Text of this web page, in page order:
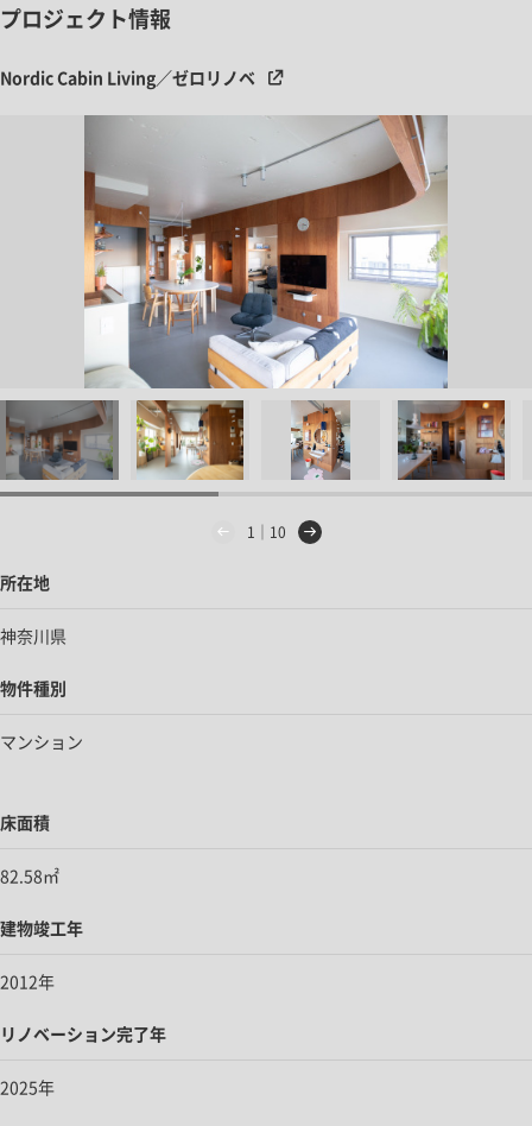
プロジェクト情報
Nordic Cabin Living／ゼロリノベ
1｜10
所在地
神奈川県
物件種別
マンション
床面積
82.58㎡
建物竣工年
2012年
リノベーション完了年
2025年